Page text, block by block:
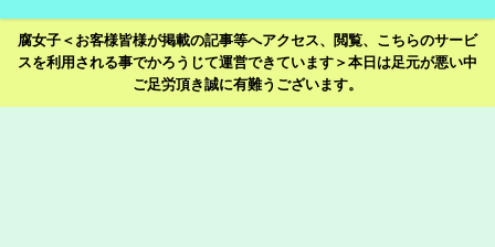
腐女子＜お客様皆様が掲載の記事等へアクセス、閲覧、こちらのサービ
スを利用される事でかろうじて運営できています＞本日は足元が悪い中
ご足労頂き誠に有難うございます。